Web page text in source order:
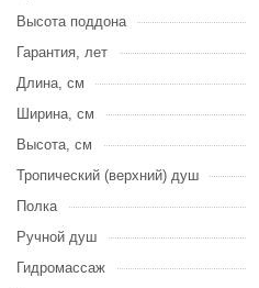
Высота поддона
Гарантия, лет
Длина, см
Ширина, см
Высота, см
Тропический (верхний) душ
Полка
Ручной душ
Гидромассаж